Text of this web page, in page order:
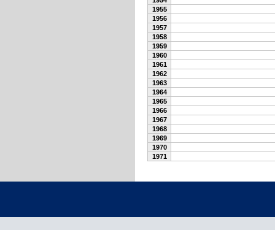
1955
1956
1957
1958
1959
1960
1961
1962
1963
1964
1965
1966
1967
1968
1969
1970
1971